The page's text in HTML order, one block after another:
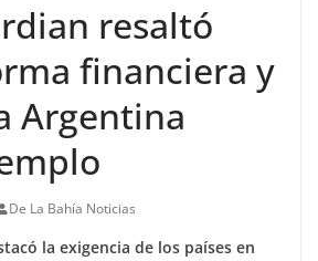
resaltó
financiera y
Argentina
De La Bahía Noticias
la exigencia de los países en